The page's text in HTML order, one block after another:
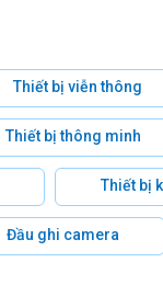
Thiết bị viễn thông
Thiết bị thông minh
Thiết bị
Đầu ghi camera